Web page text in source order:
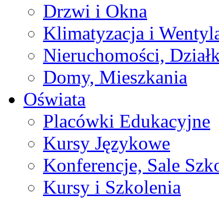
Drzwi i Okna
Klimatyzacja i
Nieruchomości,
Domy, Mieszkania
Oświata
Placówki Edukacyjne
Kursy Językowe
Konferencje, Sale
Kursy i Szkolenia